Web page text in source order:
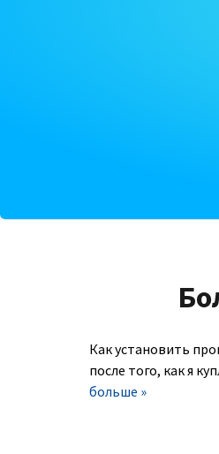
Как установить
после того, как я
больше »